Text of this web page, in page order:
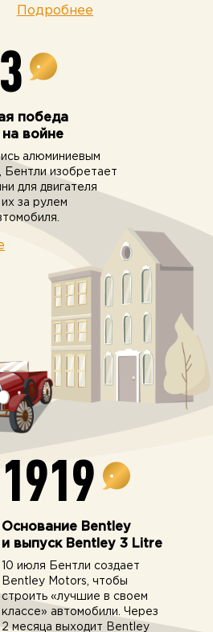
Подробнее
победа
на войне
алюминиевым
Бентли изобретает
для двигателя
за рулем
1919
Основание Bentley
и выпуск Bentley 3 Litre
10 июля Бентли создает
Bentley Motors, чтобы
строить «лучшие в своем
классе» автомобили. Через
2 месяца выходит Bentley